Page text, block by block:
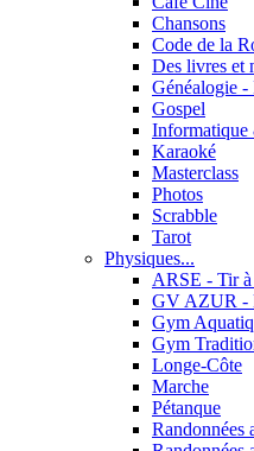
Chansons
Code de la
Des livres et
Généalogie
Gospel
Informatique
Karaoké
Masterclass
Photos
Scrabble
Tarot
Physiques...
ARSE - Tir
GV AZUR -
Gym
Gym
Longe-Côte
Marche
Pétanque
Randonnées